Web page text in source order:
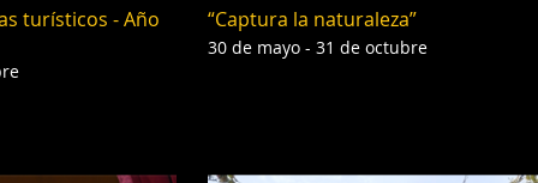
turísticos - Año
“Captura la naturaleza”
30 de mayo - 31 de octubre